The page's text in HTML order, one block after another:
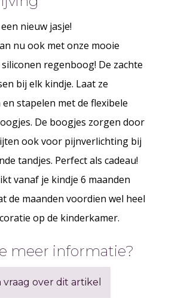
nieuw jasje!
nu ook met onze mooie
regenboog! De zachte
bij elk kindje. Laat ze
stapelen met de flexibele
De boogjes zorgen door
ook voor pijnverlichting bij
tandjes. Perfect als cadeau!
vanaf je kindje 6 maanden
de maanden voordien wel heel
op de kinderkamer.
meer informatie?
vraag over dit artikel